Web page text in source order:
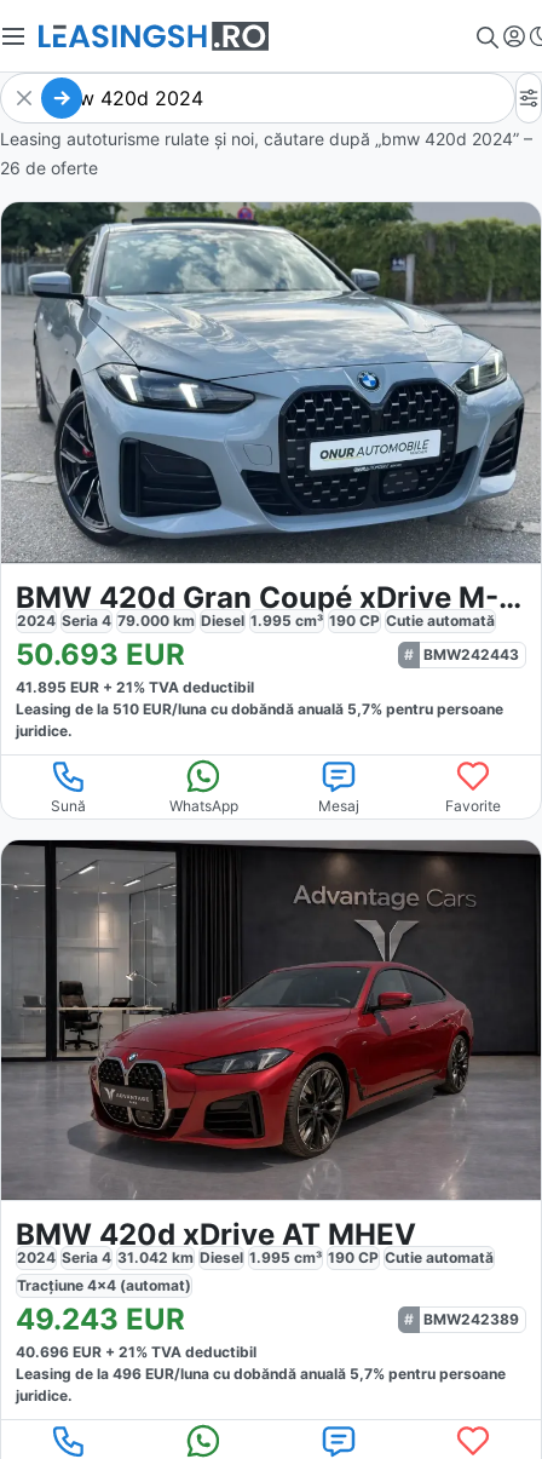
Leasing autoturisme rulate și noi, căutare după „bmw 420d 2024” –
26 de oferte
BMW 420d Gran Coupé xDrive M-Sport Pro
2024 Seria 4 79.000 km Diesel 1.995 cm³ 190 CP Cutie automată
50.693 EUR
BMW242443
41.895 EUR + 21% TVA deductibil
Leasing de la 510 EUR/luna cu dobăndă anuală 5,7% pentru persoane
juridice.
Sună WhatsApp Mesaj Favorite
BMW 420d xDrive AT MHEV
2024 Seria 4 31.042 km Diesel 1.995 cm³ 190 CP Cutie automată
Tracțiune 4x4 (automat)
49.243 EUR
BMW242389
40.696 EUR + 21% TVA deductibil
Leasing de la 496 EUR/luna cu dobăndă anuală 5,7% pentru persoane
juridice.